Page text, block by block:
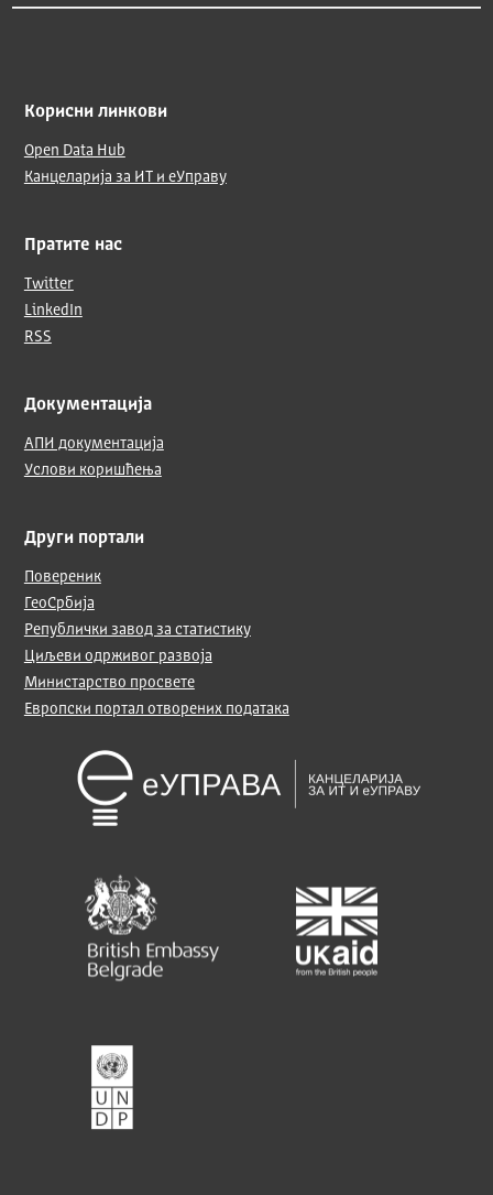
Корисни линкови
Open Data Hub
Канцеларија за ИТ и еУправу
Пратите нас
Twitter
LinkedIn
RSS
Документација
АПИ документација
Услови коришћења
Други портали
Повереник
ГеоСрбија
Републички завод за статистику
Циљеви одрживог развоја
Министарство просвете
Европски портал отворених података